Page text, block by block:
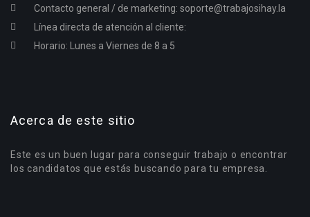
Contacto general / de marketing: soporte@trabajosihay.la
Línea directa de atención al cliente:
Horario: Lunes a Viernes de 8 a 5
Acerca de este sitio
Este es un buen lugar para conseguir trabajo o encontrar
los candidatos que estás buscando para tu empresa.